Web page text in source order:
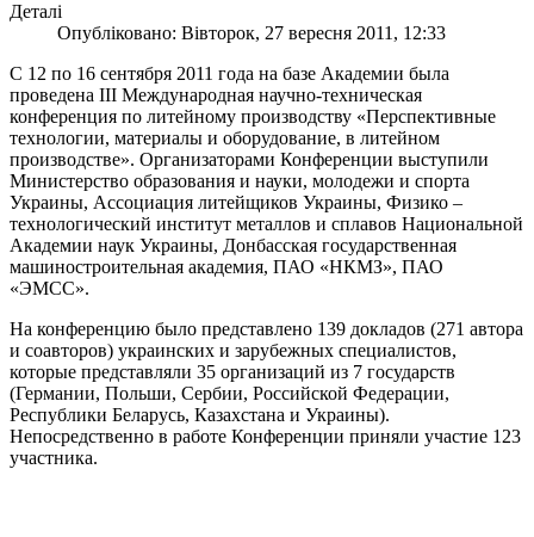
Деталі
Опубліковано: Вівторок, 27 вересня 2011, 12:33
С 12 по 16 сентября 2011 года на базе Академии была
проведена III Международная научно-техническая
конференция по литейному производству «Перспективные
технологии, материалы и оборудование, в литейном
производстве». Организаторами Конференции выступили
Министерство образования и науки, молодежи и спорта
Украины, Ассоциация литейщиков Украины, Физико –
технологический институт металлов и сплавов Национальной
Академии наук Украины, Донбасская государственная
машиностроительная академия, ПАО «НКМЗ», ПАО
«ЭМСС».
На конференцию было представлено 139 докладов (271 автора
и соавторов) украинских и зарубежных специалистов,
которые представляли 35 организаций из 7 государств
(Германии, Польши, Сербии, Российской Федерации,
Республики Беларусь, Казахстана и Украины).
Непосредственно в работе Конференции приняли участие 123
участника.